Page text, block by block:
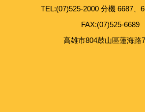
TEL:(07)525-2000 分機 6687、
FAX:(07)525-6689
高雄市804鼓山區蓮海路